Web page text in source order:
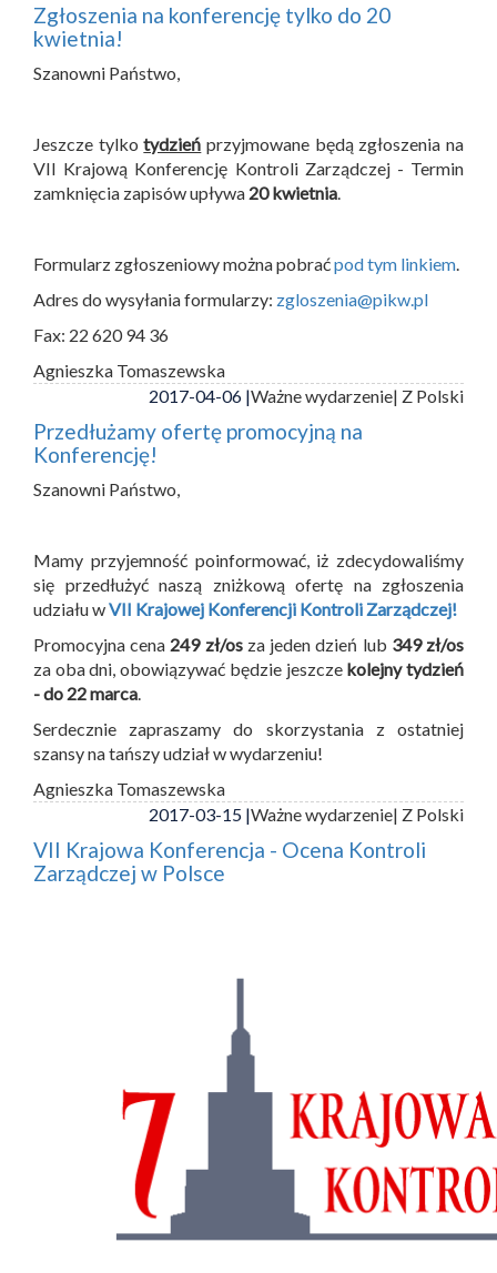
Zgłoszenia na konferencję tylko do 20
kwietnia!
Szanowni Państwo,
Jeszcze tylkotydzień przyjmowane będą zgłoszenia na
VII Krajową Konferencję Kontroli Zarządczej - Termin
zamknięcia zapisów upływa 20 kwietnia
Formularz zgłoszeniowy można pobraćpod tym linkiem
Adres do wysyłania formularzy: zgloszenia@pikw.pl
Fax: 22 620 94 36
Agnieszka Tomaszewska
2017-04-06 |Ważne wydarzenie| Z Polski
Przedłużamy ofertę promocyjną na
Konferencję!
Szanowni Państwo,
Mamy przyjemność poinformować, iż zdecydowaliśmy
się przedłużyć naszą zniżkową ofertę na zgłoszenia
udziału wVII Krajowej Konferencji Kontroli Zarządczej!
Promocyjna cena 249 zł/osza jeden dzień lub 349 zł/os
za oba dni, obowiązywać będzie jeszcze kolejny tydzień
- do 22 marca
Serdecznie zapraszamy do skorzystania z ostatniej
szansy na tańszy udział w wydarzeniu!
Agnieszka Tomaszewska
2017-03-15 |Ważne wydarzenie| Z Polski
VII Krajowa Konferencja - Ocena Kontroli
Zarządczej w Polsce